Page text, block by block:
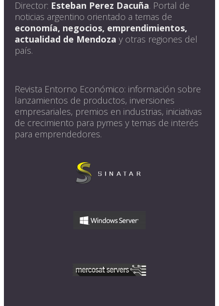
Director: Esteban Perez Dacuña. Portal de
noticias argentino orientado a temas de
economía, negocios, emprendimientos,
actualidad de Mendoza y otras regiones del
país.
Revista Entorno Económico: información sobre
lanzamientos de productos, inversiones
empresariales, premios en industrias, iniciativas
de crecimiento para pymes y temas de interés
para emprendedores.